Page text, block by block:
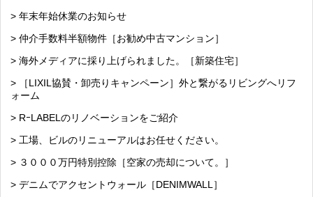
> 年末年始休業のお知らせ
> 仲介手数料半額物件［お勧め中古マンション］
> 海外メディアに採り上げられました。［新築住宅］
> ［LIXIL協賛・卸売りキャンペーン］外と繋がるリビングへリフ
ォーム
> RｰLABELのリノベーションをご紹介
> 工場、ビルのリニューアルはお任せください。
> ３０００万円特別控除［空家の売却について。］
> デニムでアクセントウォール［DENIMWALL］